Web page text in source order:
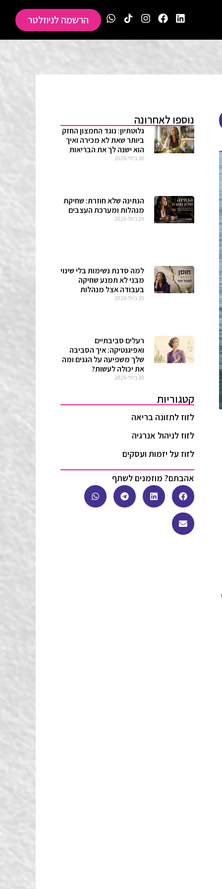
הרשמה לניוזלטר
נוספו לאחרונה
גלוטתיון: נוגד החמצון החזק
ביותר שאת לא מכירה ואיך
הוא ישנה לך את הבריאות
30 ביולי 2026
הנתינה שלא חוזרת: שחיקת
מנהלות ומערכת העצבים
29 ביולי 2026
למה סדנת נשימות בלי שינוי
מבני לא תמנע שחיקה
בעבודה אצל מנהלות
20 ביולי 2026
רעלים סביבתיים
ואפיגנטיקה: איך הסביבה
שלך משפיעה על הגנים ומה
את יכולה לעשות?
20 ביולי 2026
קטגוריות
לזוז לתזונה בריאה
לזוז לניהול אנרגיה
לזוז על יזמות ועסקים
אהבתם? מוזמנים לשתף